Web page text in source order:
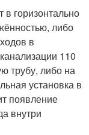
горизонтально
либо
в
110
трубу, либо на
установка в
появление
внутри